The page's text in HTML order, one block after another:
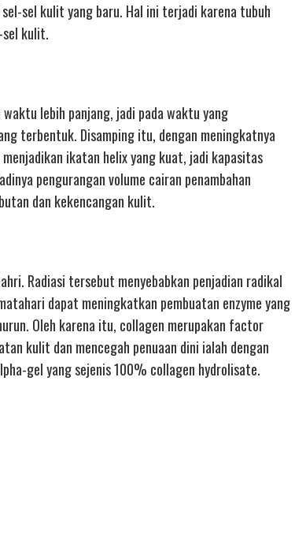
sel kulit yang baru. Hal ini terjadi karena tubuh
sel kulit.
lebih panjang, jadi pada waktu yang
terbentuk. Disamping itu, dengan meningkatnya
ikatan helix yang kuat, jadi kapasitas
pengurangan volume cairan penambahan
dan kekencangan kulit.
Radiasi tersebut menyebabkan penjadian radikal
dapat meningkatkan pembuatan enzyme yang
Oleh karena itu, collagen merupakan factor
kulit dan mencegah penuaan dini ialah dengan
gel yang sejenis 100% collagen hydrolisate.